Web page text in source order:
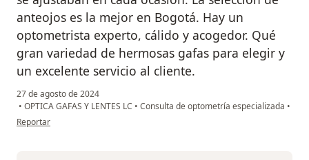
anteojos es la mejor en Bogotá. Hay un
optometrista experto, cálido y acogedor. Qué
gran variedad de hermosas gafas para elegir y
un excelente servicio al cliente.
27 de agosto de 2024
• OPTICA GAFAS Y LENTES LC • Consulta de optometría especializada •
en opinión del usuario AT
Reportar